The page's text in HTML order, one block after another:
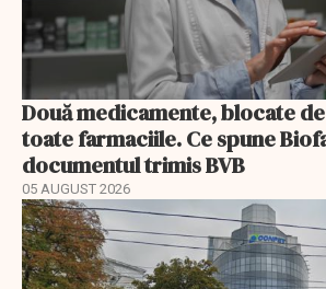
Două medicamente, blocate
toate farmaciile. Ce spune
documentul trimis BVB
05 AUGUST 2026